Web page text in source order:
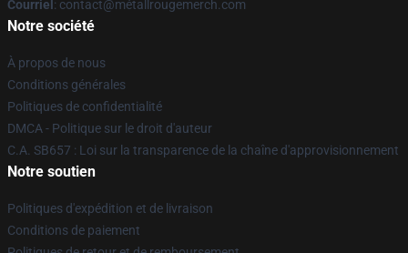
Courriel : contact@métallrougemerch.com
Notre société
À propos de nous
Conditions générales
Politiques de confidentialité
DMCA - Politique sur le droit d'auteur
C.A. SB657 : Loi sur la transparence de la chaîne d'approvisionnement
Notre soutien
Politiques d'expédition et de livraison
Conditions de paiement